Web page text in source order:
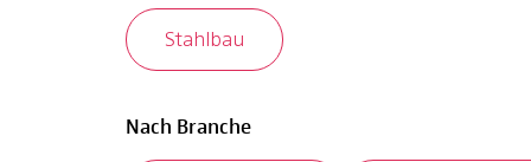
Stahlbau
Nach Branche